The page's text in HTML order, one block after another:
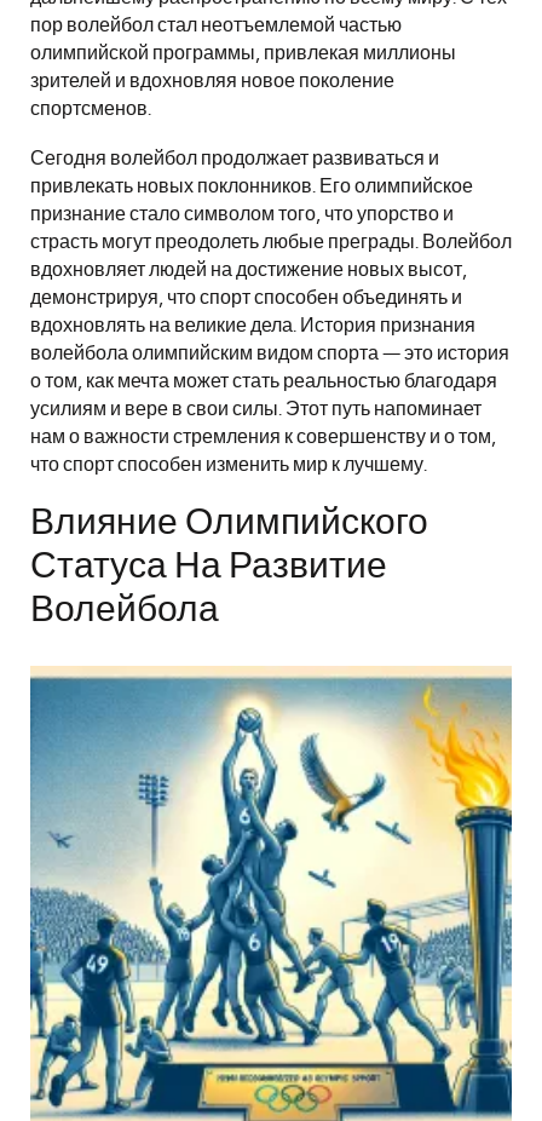
пор волейбол стал неотъемлемой частью
олимпийской программы, привлекая миллионы
зрителей и вдохновляя новое поколение
спортсменов.
Сегодня волейбол продолжает развиваться и
привлекать новых поклонников. Его олимпийское
признание стало символом того, что упорство и
страсть могут преодолеть любые преграды. Волейбол
вдохновляет людей на достижение новых высот,
демонстрируя, что спорт способен объединять и
вдохновлять на великие дела. История признания
волейбола олимпийским видом спорта — это история
о том, как мечта может стать реальностью благодаря
усилиям и вере в свои силы. Этот путь напоминает
нам о важности стремления к совершенству и о том,
что спорт способен изменить мир к лучшему.
Влияние Олимпийского
Статуса На Развитие
Волейбола